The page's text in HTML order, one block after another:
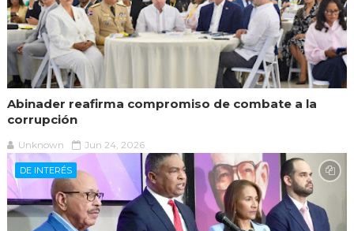
Abinader reafirma compromiso de combate a la
corrupción
Unknown Jun 24, 2026
DE INTERÉS